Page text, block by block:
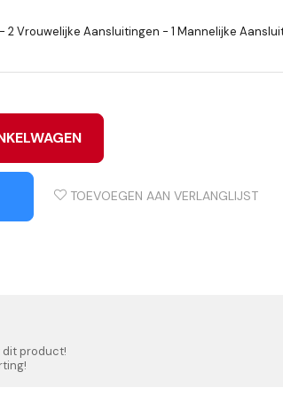
2 Vrouwelijke Aansluitingen - 1 Mannelijke
TOEVOEGEN AAN VERLANGLIJST
dit product!